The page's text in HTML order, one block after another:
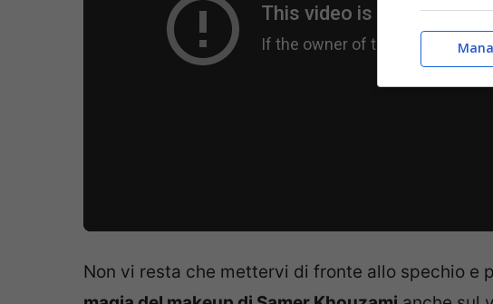
Non vi resta che mettervi di fronte allo spechio e